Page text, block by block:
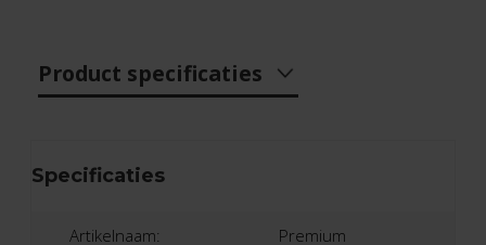
Product specificaties
Specificaties
Artikelnaam: Premium